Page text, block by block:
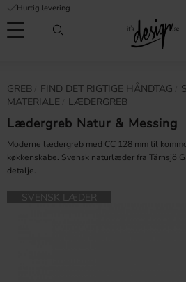
Menu
Hurtig levering
GREB ​FIND DET RIGTIGE HÅNDTAG
MATERIALE
LÆDERGREB
Lædergreb Natur & Messing
Moderne lædergreb med CC 128 mm til
køkkenskabe. Svensk naturlæder fra Tärnsjö
detalje.
SVENSK LÆDER
spørgsmål
Inspiration & Tips